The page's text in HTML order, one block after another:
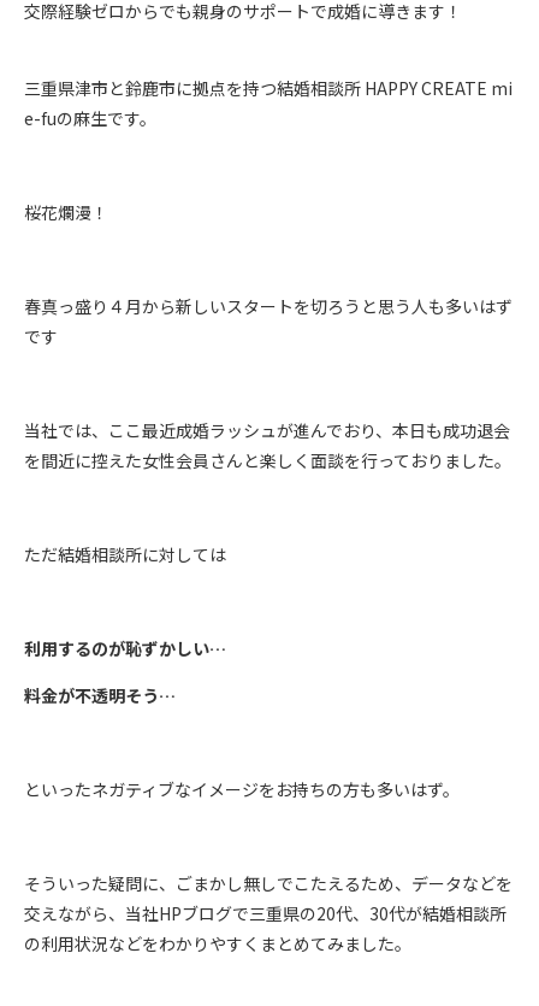
交際経験ゼロからでも親身のサポートで成婚に導きます！
三重県津市と鈴鹿市に拠点を持つ結婚相談所 HAPPY CREATE mi
e-fuの麻生です。
桜花爛漫！
春真っ盛り４月から新しいスタートを切ろうと思う人も多いはず
です
当社では、ここ最近成婚ラッシュが進んでおり、本日も成功退会
を間近に控えた女性会員さんと楽しく面談を行っておりました。
ただ結婚相談所に対しては
利用するのが恥ずかしい…
料金が不透明そう…
といったネガティブなイメージをお持ちの方も多いはず。
そういった疑問に、ごまかし無しでこたえるため、データなどを
交えながら、当社HPブログで三重県の20代、30代が結婚相談所
の利用状況などをわかりやすくまとめてみました。